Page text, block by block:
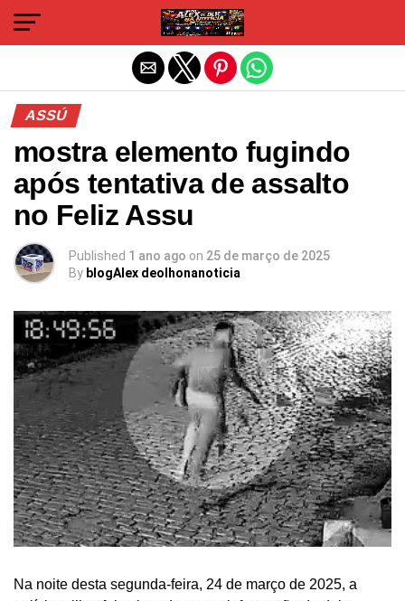
ASSÚ
mostra elemento fugindo
após tentativa de assalto
no Feliz Assu
Published 1 ano ago on 25 de março de 2025
By blogAlex deolhonanoticia
Na noite desta segunda-feira, 24 de março de 2025, a
Sair da versão mobile